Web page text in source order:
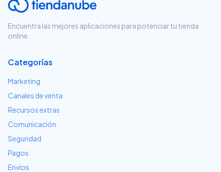
Encuentra las mejores aplicaciones para potenciar tu tienda
online.
Categorías
Marketing
Canales de venta
Recursos extras
Comunicación
Seguridad
Pagos
Envíos